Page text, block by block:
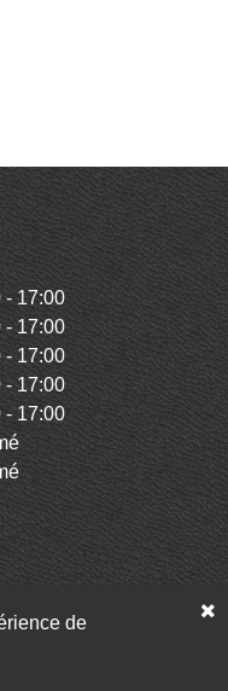
- 17:00
- 17:00
- 17:00
- 17:00
- 17:00
de